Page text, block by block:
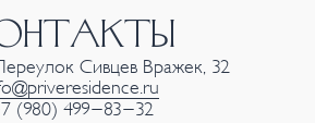
Сивцев Вражек, 32
(980) 499-83-32